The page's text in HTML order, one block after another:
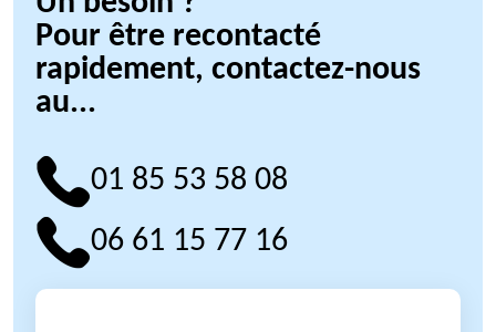
Pour être recontacté
rapidement, contactez-nous
au...
01 85 53 58 08
06 61 15 77 16